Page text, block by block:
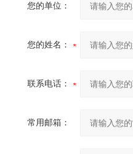
您的单位：
您的姓名：
联系电话：
常用邮箱：